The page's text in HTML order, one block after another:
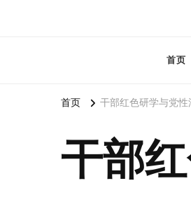
首页
首页 干部红色研学与党性
干部